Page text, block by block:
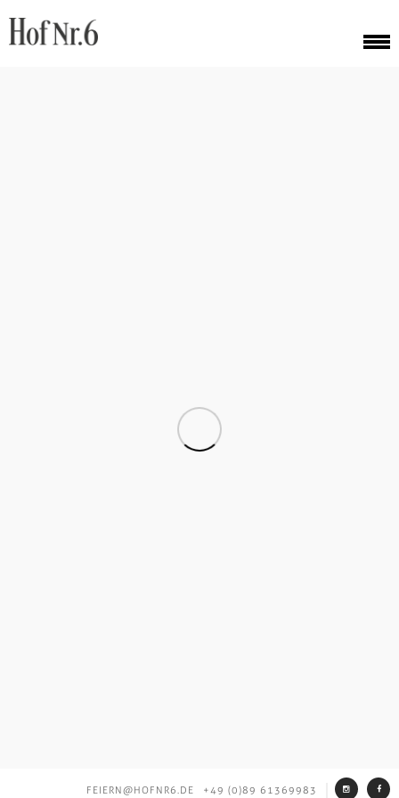
FEIERN@HOFNR6.DE +49 (0)89 61369983